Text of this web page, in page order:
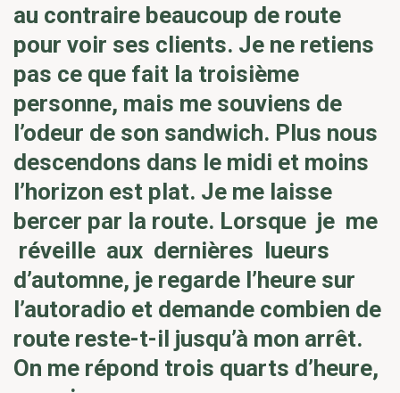
au contraire beaucoup de route
pour voir ses clients. Je ne retiens
pas ce que fait la troisième
personne, mais me souviens de
l’odeur de son sandwich. Plus nous
descendons dans le midi et moins
l’horizon est plat. Je me laisse
bercer par la route. Lorsque je me
réveille aux dernières lueurs
d’automne, je regarde l’heure sur
l’autoradio et demande combien de
route reste-t-il jusqu’à mon arrêt.
On me répond trois quarts d’heure,